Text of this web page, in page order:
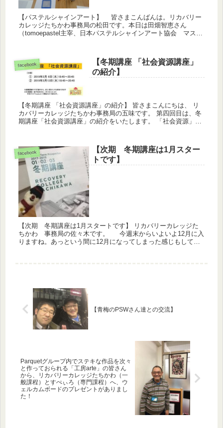
【パステルシャインアート】 皆さまこんばんは。リカバリー
カレッジたちかわ事務局の松田です。本日は田畑智恵さん
（tomoepastel主宰、日本パステルシャインアート協会 マスタ
facebook
【冬期講座 「社会資源講座」
の紹介】
【冬期講座 「社会資源講座」の紹介】 皆さまこんにちは、 リ
カバリーカレッジたちかわ事務局の五味です。 第四回目は、冬
期講座「社会資源講座」の紹介をいたします。 「社会資源」一
facebook
【次期 冬期講座は1月スター
トです】
【次期 冬期講座は1月スタートです】 リカバリーカレッジた
ちかわ 事務局の佐々木です。 今週末からいよいよ12月に入
りますね。あっという間に12月になってしまった感じもしてい
【青梅のPSWさん達との交流】
Parquetグループ内でステキな作品を次々
と作っておられる「工房arte」の皆さん
から、リカバリーカレッジたちかわ（一
般課程）とすぺぃろ（専門課程）へ、ウ
ェルカムボードのプレゼントがありまし
た！